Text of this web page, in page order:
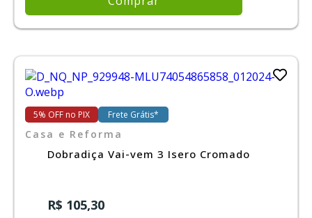
5% OFF no PIX Frete Grátis*
Casa e Reforma
Dobradiça Vai-vem 3 Isero Cromado
R$ 105,30